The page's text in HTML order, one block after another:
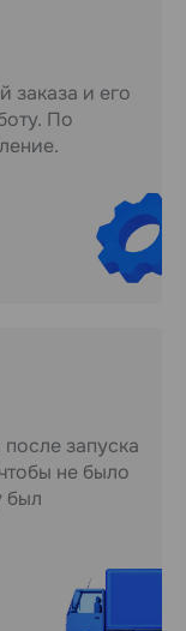
заказа и его
По
запуска
не было
был